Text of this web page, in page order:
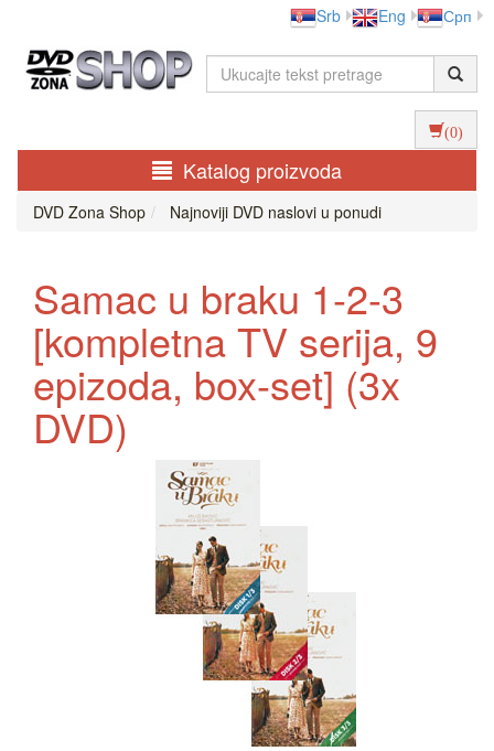
Srb Eng Срп
(0)
Katalog proizvoda
DVD Zona Shop Najnoviji DVD naslovi u ponudi
Samac u braku 1-2-3
[kompletna TV serija, 9
epizoda, box-set] (3x
DVD)